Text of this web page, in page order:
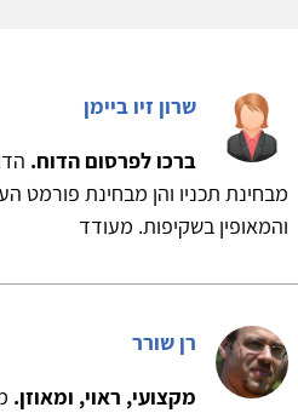
שרון זיו ביימן
ברכו לפרסום הדוח.
מבחינת תכניו והן מבחינת פורמט
והמאופין בשקיפות. מעודד
רן שורר
מקצועי, ראוי, ומאוזן.